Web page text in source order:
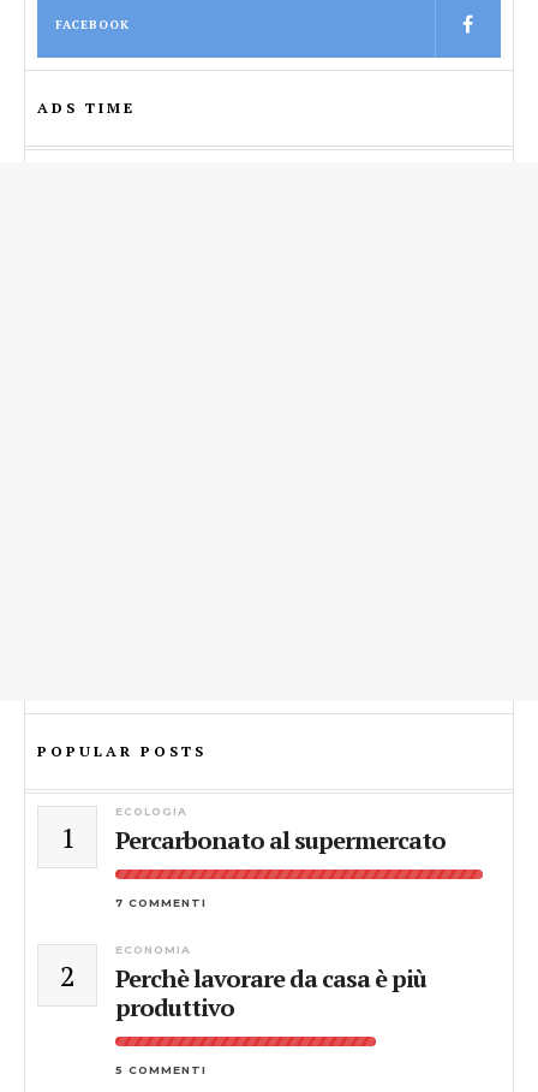
FACEBOOK
ADS TIME
POPULAR POSTS
1
ECOLOGIA
Percarbonato al supermercato
7 COMMENTI
2
ECONOMIA
Perchè lavorare da casa è più
produttivo
5 COMMENTI